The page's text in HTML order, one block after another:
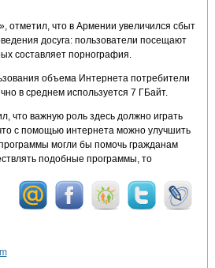
отметил, что в Армении увеличился сбыт
досуга: пользователи посещают
составляет порнография.
объема Интернета потребители
в среднем используется 7 ГБайт.
что важную роль здесь должно играть
с помощью интернета можно улучшить
могли бы помочь гражданам
подобные программы, то